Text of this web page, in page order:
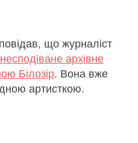
що журналіст
архівне
Білозір. Вона вже
артисткою.